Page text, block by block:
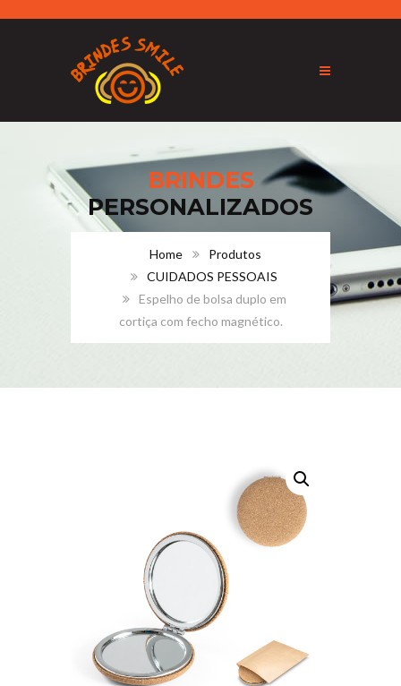
BRINDES
PERSONALIZADOS
Home
Produtos
CUIDADOS PESSOAIS
Espelho de bolsa duplo em
cortiça com fecho magnético.